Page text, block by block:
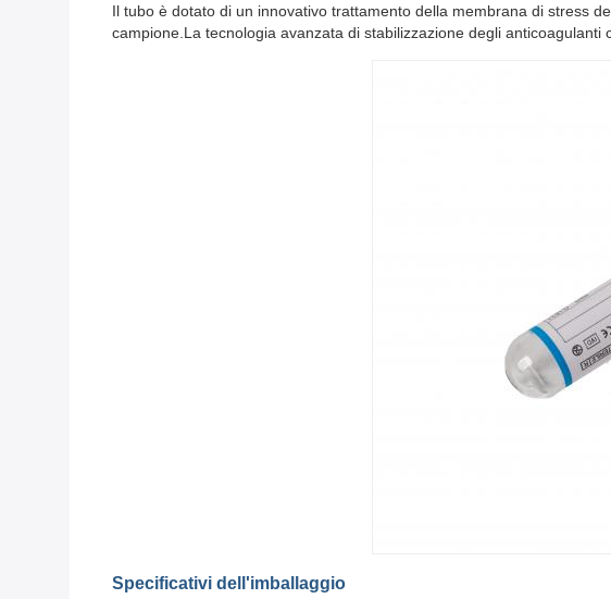
Il tubo è dotato di un innovativo trattamento della membrana di stress
campione.La tecnologia avanzata di stabilizzazione degli
Specificativi dell'imballaggio